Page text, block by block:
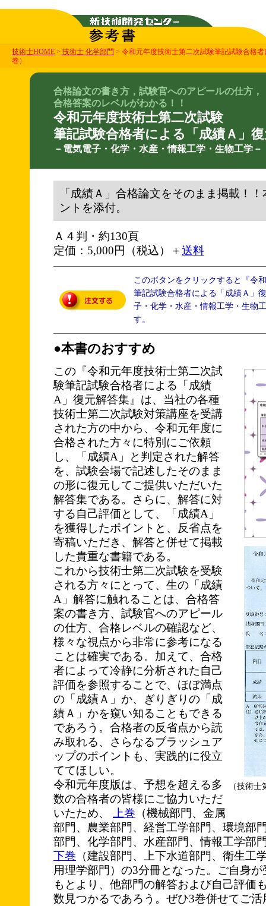
技術士HOME > 技術士 化学部門 > 令和元年度技術士第二次試験筆記試験合格
巻）
合格論文の書き方，試験官へのアピールの仕方，
合格答案のレベルがわかる！！
令和元年度技術士第二次試験
筆記試験合格者による「成績Ａ」
－電気電子・化学・水産・情報工学・生物工学－
「成績Ａ」合格論文をそのまま掲載！
ントを添付。
Ａ４判・約130頁
定価：5,000円（税込）＋送料
このボタンをクリックすると『令
筆記試験合格者による「成績Ａ」
子・化学・水産・情報工学・生物
す。
●本書のおすすめ
（技術
この『令和元年度技術士第二次試
験筆記試験合格者による「成績
A」復元解答集』は、当社の各種
技術士第二次試験対策講座を受講
された方の中から、令和元年度に
合格された方々に特別にご依頼
し、「成績A」と判定された解答
を、試験会場で記述したそのまま
の形に復元してご提供いただいた
解答集である。さらに、解答に対
する自己評価として、「成績A」
を獲得したポイントと、反省点を
寄稿いただき、解答と併せて掲載
した貴重な書籍である。
これから技術士第二次試験を受験
される方々にとって、生の「成績
A」解答に触れることは、合格答
案の書き方、試験官へのアピール
の仕方、合格レベルの確認など、
様々な視点から非常に参考になる
ことは確実である。加えて、合格
者によって冷静に分析された自己
評価を参照することで、ほぼ満点
の「成績Ａ」か、ぎりぎりの「成
績Ａ」かを窺い知ることもできる
であろう。合格者の反省点から読
み取れる、さらなるブラッシュア
ップのポイントも、実践的に役立
ててほしい。
令和元年度版は、予想を超える多
数の合格者の皆様にご協力いただ
いたため、 上巻 （機械部門、金属
部門、農業部門、経営工学部門、環境部
部門、化学部門、水産部門、情報工学部
下巻 （建設部門、上下水道部門、衛生工
用理学部門）の3分冊となった。ご自身
もとより、他部門の解答および自己評価
数見つかるであろう。ぜひ3巻併せてご